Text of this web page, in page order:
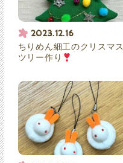
2023.12.16
ちりめん細工のクリスマス
ツリー作り